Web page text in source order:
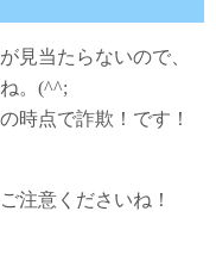
見当たらないので、
。(^^;
時点で詐欺！です！
注意くださいね！